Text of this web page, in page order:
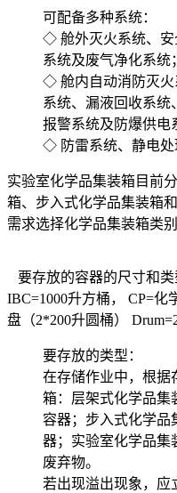
可配备多种系统：
◇ 舱外灭火系统、安
系统及废气净化系统；
◇ 舱内自动消防灭火
系统、漏液回收系统
报警系统及防爆供电
◇ 防雷系统、静电处
实验室化学品集装箱目前
箱、步入式化学品集装箱
需求选择化学品集装箱类别
要存放的容器的尺寸和类
IBC=1000升方桶， CP=化
盘（2*200升圆桶）
要存放的类型：
在存储作业中，根据
箱：层架式化学品集
容器；步入式化学品
器；实验室化学品集
废弃物。
若出现溢出现象，应